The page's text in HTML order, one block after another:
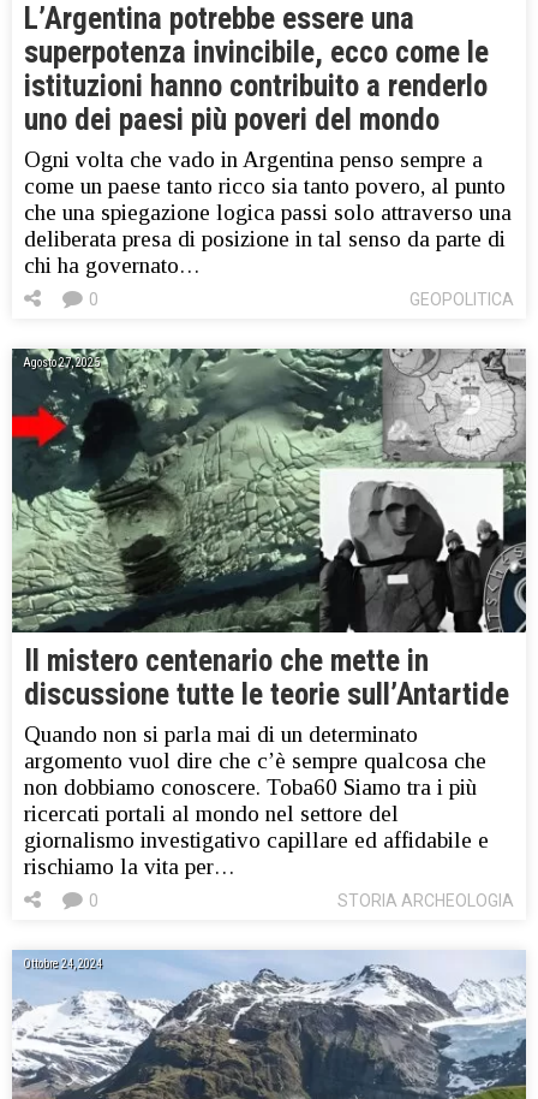
L’Argentina potrebbe essere una
superpotenza invincibile, ecco come le
istituzioni hanno contribuito a renderlo
uno dei paesi più poveri del mondo
Ogni volta che vado in Argentina penso sempre a
come un paese tanto ricco sia tanto povero, al punto
che una spiegazione logica passi solo attraverso una
deliberata presa di posizione in tal senso da parte di
chi ha governato…
GEOPOLITICA
0
Agosto 27, 2025
Il mistero centenario che mette in
discussione tutte le teorie sull’Antartide
Quando non si parla mai di un determinato
argomento vuol dire che c’è sempre qualcosa che
non dobbiamo conoscere. Toba60 Siamo tra i più
ricercati portali al mondo nel settore del
giornalismo investigativo capillare ed affidabile e
rischiamo la vita per…
STORIA ARCHEOLOGIA
0
Ottobre 24, 2024